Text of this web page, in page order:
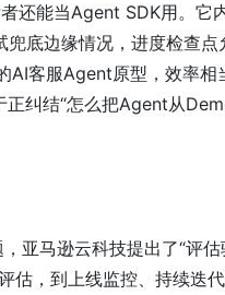
还能当Agent SDK用。它
底边缘情况，进度检查
AI客服Agent原型，效率
纠结“怎么把Agent从
亚马逊云科技提出了“评
估，到上线监控、持续迭